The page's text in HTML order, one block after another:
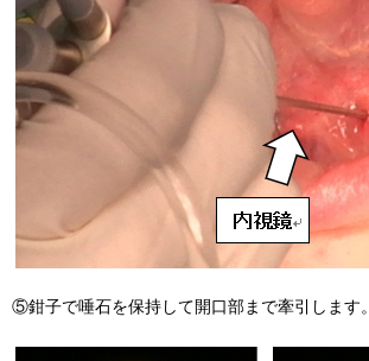
⑤鉗子で唾石を保持して開口部まで牽引します。